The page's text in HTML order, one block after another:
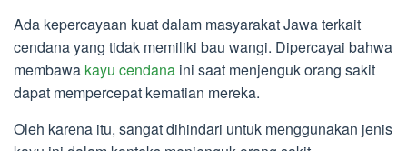
Ada kepercayaan kuat dalam masyarakat Jawa terkait
cendana yang tidak memiliki bau wangi. Dipercayai bahwa
membawa kayu cendana ini saat menjenguk orang sakit
dapat mempercepat kematian mereka.
Oleh karena itu, sangat dihindari untuk menggunakan jenis